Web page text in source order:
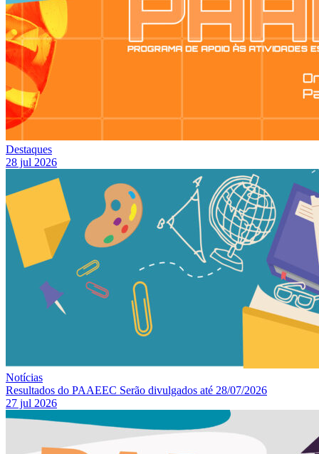
Destaques
28 jul 2026
Notícias
Resultados do PAAEEC Serão divulgados até 28/07/2026
27 jul 2026